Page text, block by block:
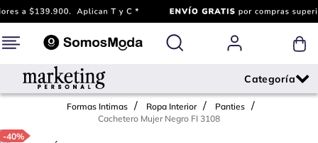
Formas Intimas Ropa Interior
Panties
Cachetero Mujer Negro FI 3108
-40%